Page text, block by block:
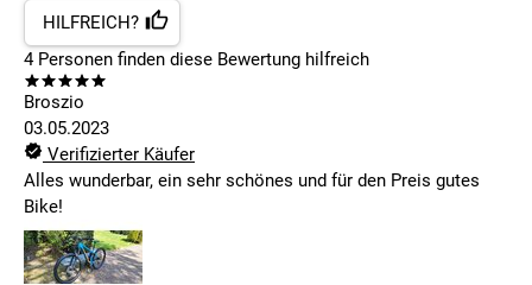
HILFREICH?
4Personen finden diese Bewertung hilfreich
Broszio
03.05.2023
Verifizierter Käufer
Alles wunderbar, ein sehr schönes und für den Preis gutes
Bike!